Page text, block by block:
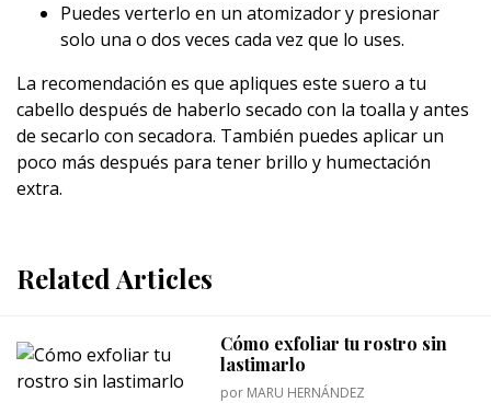
Puedes verterlo en un atomizador y presionar
solo una o dos veces cada vez que lo uses.
La recomendación es que apliques este suero a tu
cabello después de haberlo secado con la toalla y antes
de secarlo con secadora. También puedes aplicar un
poco más después para tener brillo y humectación
extra.
Related Articles
Cómo exfoliar tu rostro sin
lastimarlo
por MARU HERNÁNDEZ